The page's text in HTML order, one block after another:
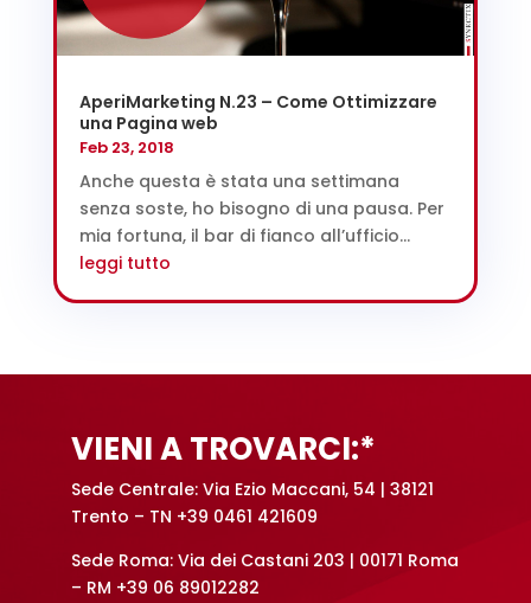
AperiMarketing N.23 – Come Ottimizzare
una Pagina web
Feb 23, 2018
Anche questa è stata una settimana
senza soste, ho bisogno di una pausa. Per
mia fortuna, il bar di fianco all’ufficio...
leggi tutto
VIENI A TROVARCI:*
Sede Centrale: Via Ezio Maccani, 54 | 38121
Trento – TN +39 0461 421609
Sede Roma: Via dei Castani 203 | 00171 Roma
– RM +39 06 89012282